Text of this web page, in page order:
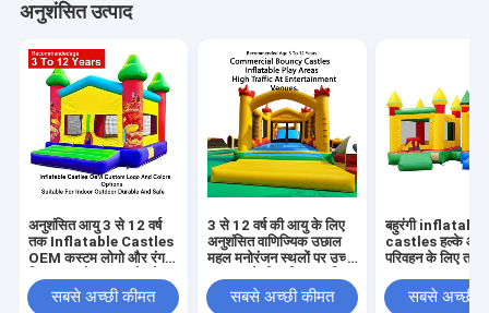
अनुशंसित उत्पाद
अनुशंसित आयु 3 से 12 वर्ष
तक Inflatable Castles
OEM कस्टम लोगो और रंग
लिए उपयुक्त टिकाऊ और
सुरक्षित
सबसे अच्छी कीमत
3 से 12 वर्ष की आयु के लिए
अनुशंसित वाणिज्यिक उछाल
महल मनोरंजन स्थलों पर उच्च
गए inflatable खेल क्षेत्र
सबसे अच्छी कीमत
बहुरंगी inflatable
castles हल्के और
परिवहन के लिए तह
के साथ घटनाओं और
के लिए आदर्श
सबसे अच्छी